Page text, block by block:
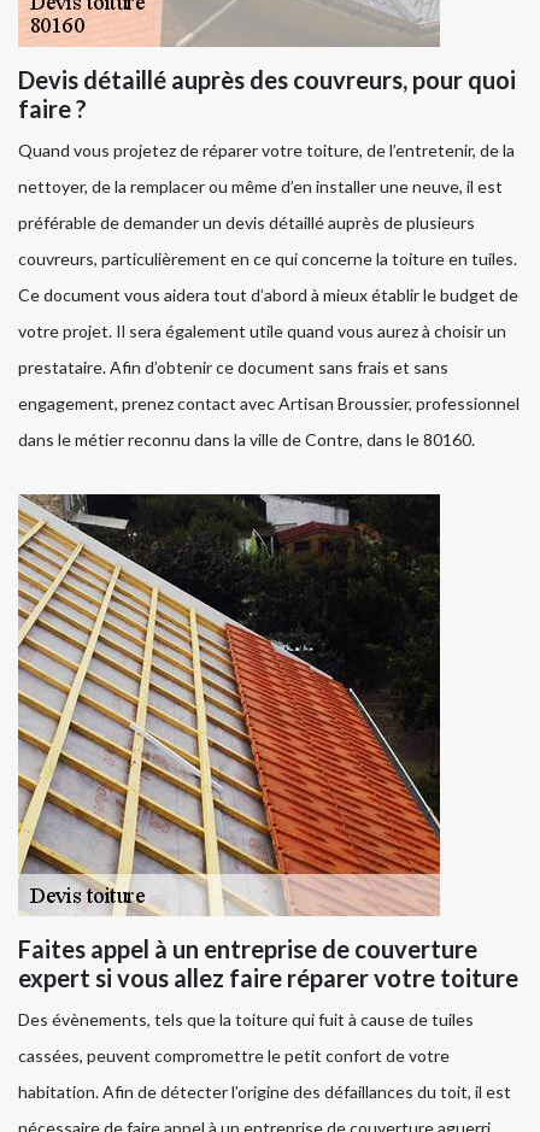
Devis détaillé auprès des couvreurs, pour quoi
faire ?
Quand vous projetez de réparer votre toiture, de l’entretenir, de la
nettoyer, de la remplacer ou même d’en installer une neuve, il est
préférable de demander un devis détaillé auprès de plusieurs
couvreurs, particulièrement en ce qui concerne la toiture en tuiles.
Ce document vous aidera tout d’abord à mieux établir le budget de
votre projet. Il sera également utile quand vous aurez à choisir un
prestataire. Afin d’obtenir ce document sans frais et sans
engagement, prenez contact avec Artisan Broussier, professionnel
dans le métier reconnu dans la ville de Contre, dans le 80160.
Faites appel à un entreprise de couverture
expert si vous allez faire réparer votre toiture
Des évènements, tels que la toiture qui fuit à cause de tuiles
cassées, peuvent compromettre le petit confort de votre
habitation. Afin de détecter l’origine des défaillances du toit, il est
nécessaire de faire appel à un entreprise de couverture aguerri.